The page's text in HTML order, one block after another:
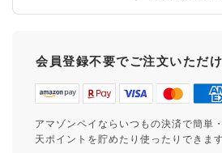
県
会員登録不要でご注文いただ
アマゾンペイならいつもの決済で簡単
天ポイントを貯めたり使ったりできます